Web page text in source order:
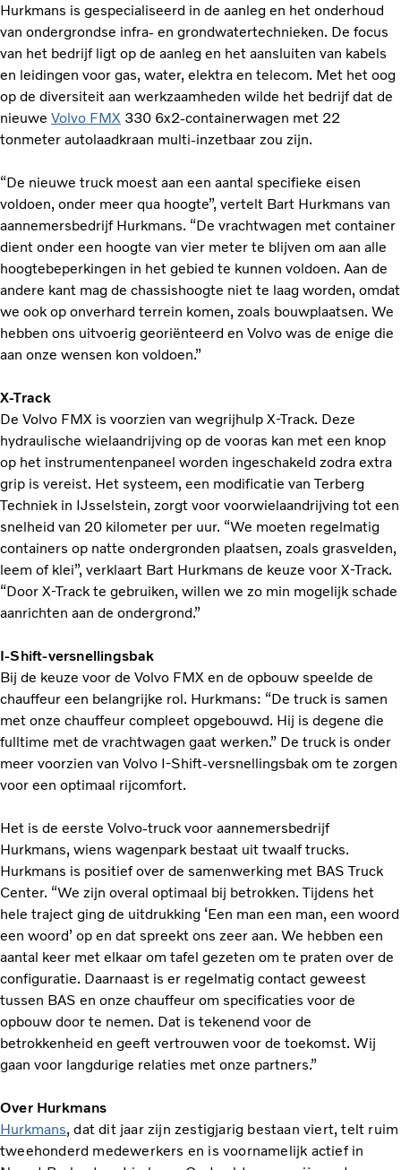
Hurkmans is gespecialiseerd in de aanleg en het onderhoud
van ondergrondse infra- en grondwatertechnieken. De focus
van het bedrijf ligt op de aanleg en het aansluiten van kabels
en leidingen voor gas, water, elektra en telecom. Met het oog
op de diversiteit aan werkzaamheden wilde het bedrijf dat de
nieuwe Volvo FMX 330 6x2-containerwagen met 22
tonmeter autolaadkraan multi-inzetbaar zou zijn.
“De nieuwe truck moest aan een aantal specifieke eisen
voldoen, onder meer qua hoogte”, vertelt Bart Hurkmans van
aannemersbedrijf Hurkmans. “De vrachtwagen met container
dient onder een hoogte van vier meter te blijven om aan alle
hoogtebeperkingen in het gebied te kunnen voldoen. Aan de
andere kant mag de chassishoogte niet te laag worden, omdat
we ook op onverhard terrein komen, zoals bouwplaatsen. We
hebben ons uitvoerig georiënteerd en Volvo was de enige die
aan onze wensen kon voldoen.”
X-Track
De Volvo FMX is voorzien van wegrijhulp X-Track. Deze
hydraulische wielaandrijving op de vooras kan met een knop
op het instrumentenpaneel worden ingeschakeld zodra extra
grip is vereist. Het systeem, een modificatie van Terberg
Techniek in IJsselstein, zorgt voor voorwielaandrijving tot een
snelheid van 20 kilometer per uur. “We moeten regelmatig
containers op natte ondergronden plaatsen, zoals grasvelden,
leem of klei”, verklaart Bart Hurkmans de keuze voor X-Track.
“Door X-Track te gebruiken, willen we zo min mogelijk schade
aanrichten aan de ondergrond.”
I-Shift-versnellingsbak
Bij de keuze voor de Volvo FMX en de opbouw speelde de
chauffeur een belangrijke rol. Hurkmans: “De truck is samen
met onze chauffeur compleet opgebouwd. Hij is degene die
fulltime met de vrachtwagen gaat werken.” De truck is onder
meer voorzien van Volvo I-Shift-versnellingsbak om te zorgen
voor een optimaal rijcomfort.
Het is de eerste Volvo-truck voor aannemersbedrijf
Hurkmans, wiens wagenpark bestaat uit twaalf trucks.
Hurkmans is positief over de samenwerking met BAS Truck
Center. “We zijn overal optimaal bij betrokken. Tijdens het
hele traject ging de uitdrukking ‘Een man een man, een woord
een woord’ op en dat spreekt ons zeer aan. We hebben een
aantal keer met elkaar om tafel gezeten om te praten over de
configuratie. Daarnaast is er regelmatig contact geweest
tussen BAS en onze chauffeur om specificaties voor de
opbouw door te nemen. Dat is tekenend voor de
betrokkenheid en geeft vertrouwen voor de toekomst. Wij
gaan voor langdurige relaties met onze partners.”
Over Hurkmans
Hurkmans, dat dit jaar zijn zestigjarig bestaan viert, telt ruim
tweehonderd medewerkers en is voornamelijk actief in